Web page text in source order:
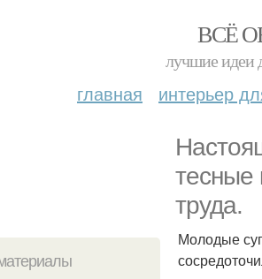
ВСЁ
лучшие идеи
главная интерьер
тесные
труда.
Молодые